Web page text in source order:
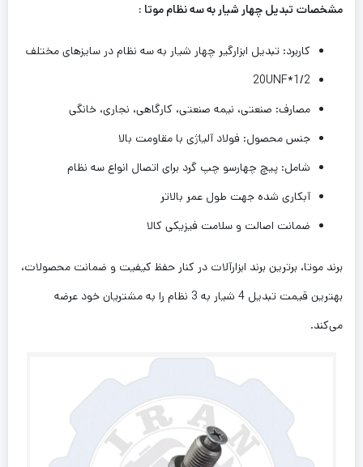
مشخصات تبدیل چهار شیار به سه نظام موتا :
کاربرد: تبدیل ابزارگیر چهار شیار به سه نظام در سایزهای مختلف
1/2*20UNF
مصارف: صنعتی، نیمه صنعتی، کارگاهی، نجاری، خانگی
جنس محصول: فولاد آلیاژی با مقاومت بالا
شامل: پیچ چهارسو چپ گرد برای اتصال انواع سه نظام
آبکاری شده جهت طول عمر بالاتر
ضمانت اصالت و سلامت فیزیکی کالا
برند موتا، برترین برند ابزارآلات در کنار حفظ کیفیت و ضمانت محصولات،
بهترین قیمت تبدیل 4 شیار به 3 نظام را به مشتریان خود عرضه
می‌کند.